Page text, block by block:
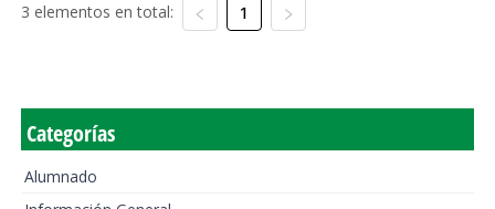
3 elementos en total: 1
Categorías
Alumnado